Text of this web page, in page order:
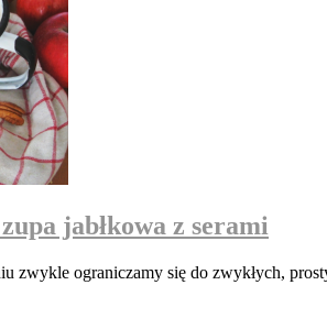
jabłkowa z serami
zwykle ograniczamy się do zwykłych,